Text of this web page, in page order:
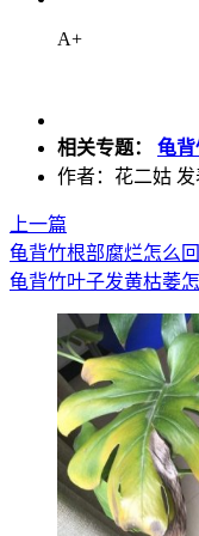
A+
相关专题： 龟背
作者：花二姑 发
上一篇
龟背竹根部腐烂怎么
龟背竹叶子发黄枯萎